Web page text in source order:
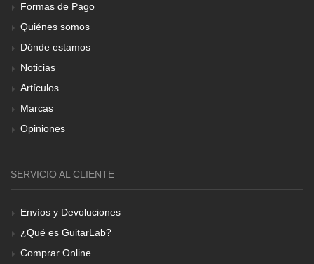
Formas de Pago
Quiénes somos
Dónde estamos
Noticias
Artículos
Marcas
Opiniones
SERVICIO AL CLIENTE
Envíos y Devoluciones
¿Qué es GuitarLab?
Comprar Online